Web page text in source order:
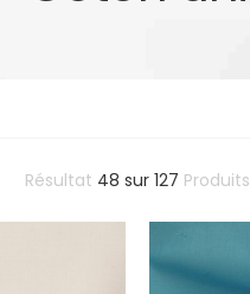
Résultat 48 sur 127 Produits